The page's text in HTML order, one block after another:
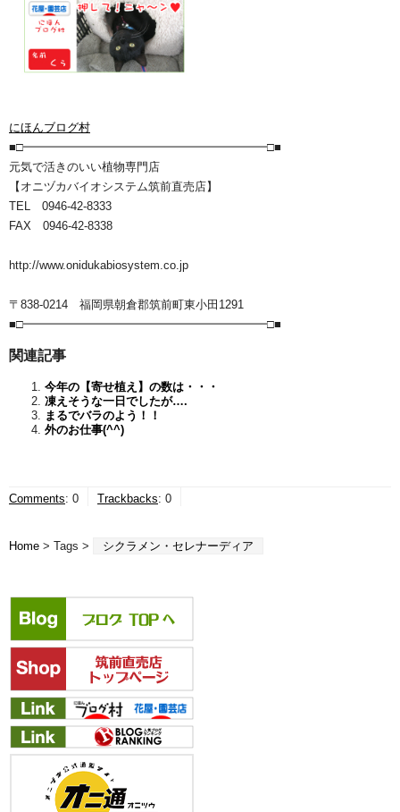
にほんブログ村
■□━━━━━━━━━━━━━━━━━━━━━□■
元気で活きのいい植物専門店
【オニヅカバイオシステム筑前直売店】
TEL 0946-42-8333
FAX 0946-42-8338
http://www.onidukabiosystem.co.jp
〒838-0214 福岡県朝倉郡筑前町東小田1291
■□━━━━━━━━━━━━━━━━━━━━━□■
関連記事
今年の【寄せ植え】の数は・・・
凍えそうな一日でしたが….
まるでバラのよう！！
外のお仕事(^^)
Comments: 0 Trackbacks: 0
Home > Tags > シクラメン・セレナーディア